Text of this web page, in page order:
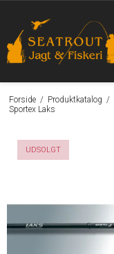
Forside / Produktkatalog /
Sportex Laks
UDSOLGT